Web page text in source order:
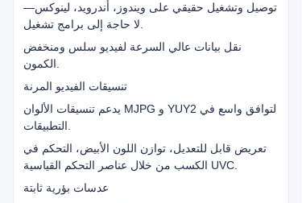
توصيل وتشغيل حقيقي على ويندوز، أندرويد، لينوكس—
نقل بيانات عالي السرعة لفيديو سلس ومنخفض
تنسيقات الفيديو المرنة
يدعم تنسيقات الألوان MJPG و YUY2 لتوافق واسع في
تعريض قابل للتعديل، توازن اللون الأبيض، التحكم في
الكسب من خلال عناصر التحكم القياسية UVC.
عدسات بؤرية ثابتة